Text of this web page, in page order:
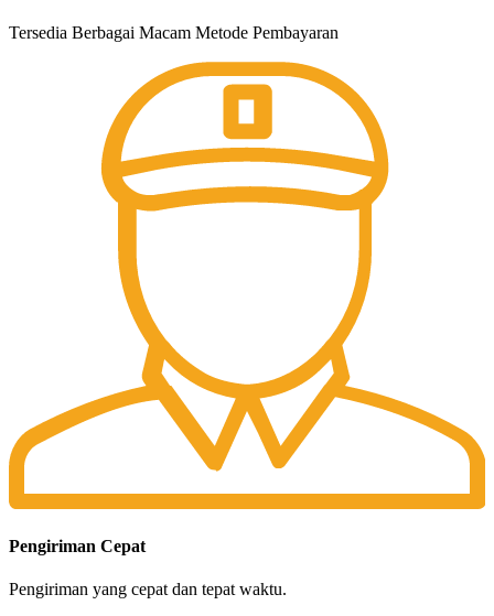
Tersedia Berbagai Macam Metode Pembayaran
Pengiriman Cepat
Pengiriman yang cepat dan tepat waktu.